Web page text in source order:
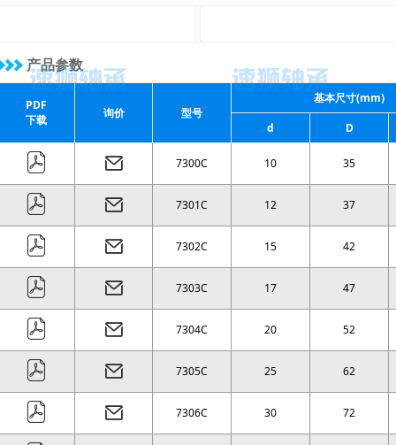
( 47 )mm
( 50 )mm ( 55 )mm
mm
( 68 )mm
产品参数
PDF
下载
询价 型号
基本尺寸(mm)
d
D
7300C 10 35
7301C 12 37
7302C 15 42
7303C 17 47
7304C 20 52
7305C 25 62
7306C 30 72